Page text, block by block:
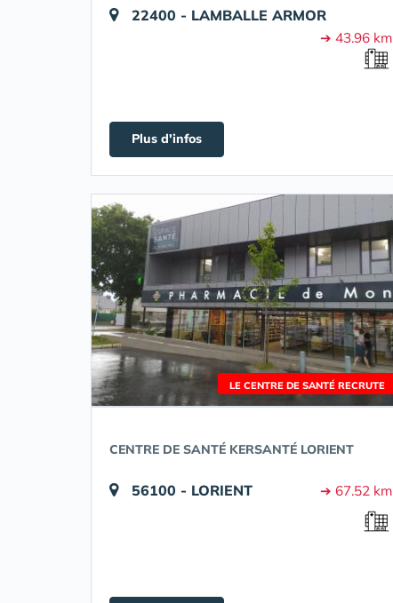
22400 - LAMBALLE ARMOR
➔ 43.96 km
Plus d'infos
LE CENTRE DE SANTÉ RECRUTE
CENTRE DE SANTÉ KERSANTÉ LORIENT
56100 - LORIENT ➔ 67.52 km